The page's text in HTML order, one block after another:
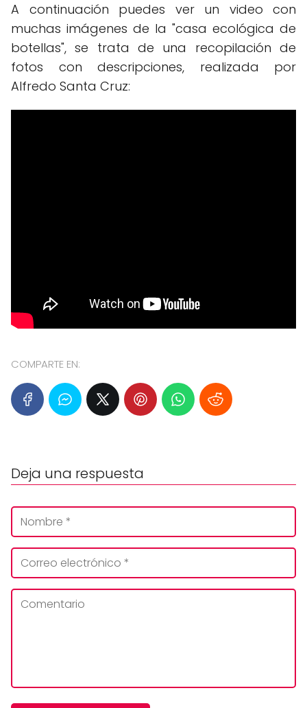
A continuación puedes ver un video con
muchas imágenes de la "casa ecológica de
botellas", se trata de una recopilación de
fotos con descripciones, realizada por
Alfredo Santa Cruz:
COMPARTE EN:
Deja una respuesta